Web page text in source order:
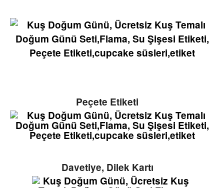
Peçete Etiketi
Davetiye, Dilek Kartı